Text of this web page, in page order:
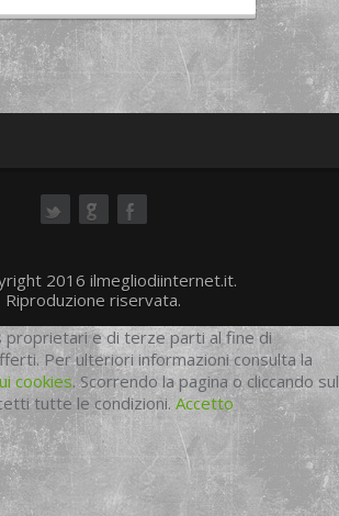
2016 ilmegliodiinternet.it.
Riproduzione riservata.
proprietari e di terze parti al fine di
Per ulteriori informazioni consulta la
cookies. Scorrendo la pagina o cliccando sul
tutte le condizioni. Accetto